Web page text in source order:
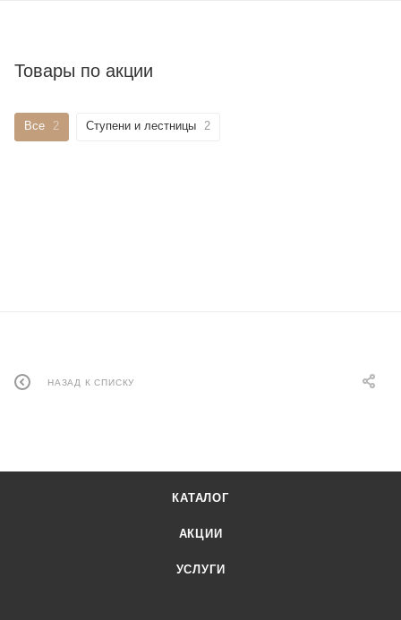
Товары по акции
Все 2 Ступени и лестницы 2
НАЗАД К СПИСКУ
КАТАЛОГ
АКЦИИ
УСЛУГИ